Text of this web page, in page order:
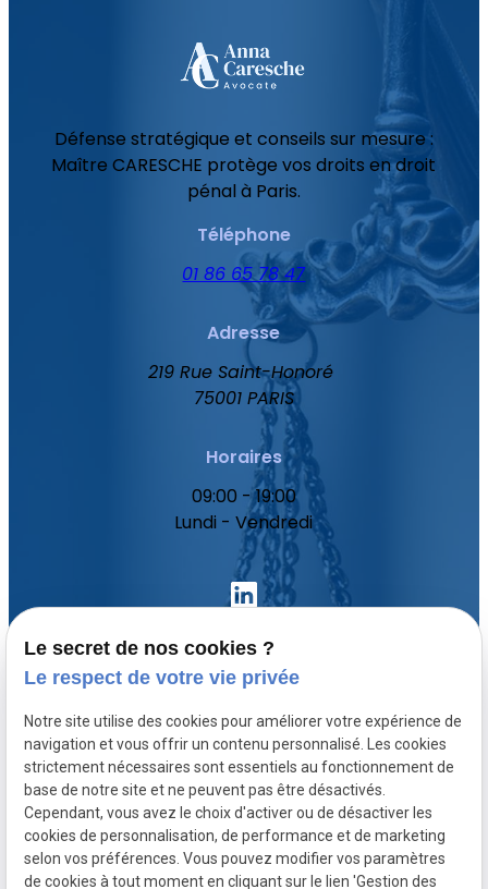
Défense stratégique et conseils sur mesure :
Maître CARESCHE protège vos droits en droit
pénal à Paris.
Téléphone
01 86 65 78 47
Adresse
219 Rue Saint-Honoré
75001 PARIS
Horaires
09:00 - 19:00
Lundi - Vendredi
Votre avocat
Domaines de compétence
Actualités
Contact
Le secret de nos cookies ?
Le respect de votre vie privée
Notre site utilise des cookies pour améliorer votre expérience de
navigation et vous offrir un contenu personnalisé. Les cookies
strictement nécessaires sont essentiels au fonctionnement de
base de notre site et ne peuvent pas être désactivés.
Cependant, vous avez le choix d'activer ou de désactiver les
cookies de personnalisation, de performance et de marketing
selon vos préférences. Vous pouvez modifier vos paramètres
de cookies à tout moment en cliquant sur le lien 'Gestion des